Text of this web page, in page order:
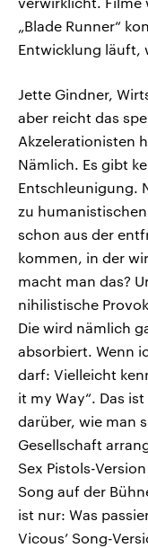
„Blade Runner“
Entwicklung läuft,
Jette Gindner,
aber reicht das
Akzelerationisten
Nämlich. Es gibt
Entschleunigung.
zu
schon aus der
kommen, in der
macht man das?
nihilistische
Die wird nämlich
absorbiert. Wenn
darf: Vielleicht
it my Way“. Das
darüber, wie man
Gesellschaft
Sex Pistols-
Song auf der
ist nur: Was
Vicous’ Song-